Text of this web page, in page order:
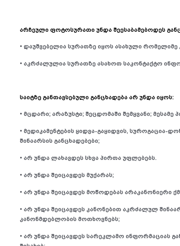
არჩეული ფოტოსურათი უნდა შეესაბამებოდეს
• დაუშვებელია სურათზე იყოს ასახული
• აკრძალულია სურათზე ასახოთ საკონტაქტო
საიტზე განთავსებული განცხადება არ უნდა იყოს:
• მცდარი; არაზუსტი; შეცდომაში შემყვანი; მესამე
• მედიკამენტების ყიდვა-გაყიდვის, სუროგაცია-
შინაარსის განცხადებები;
• არ უნდა ლახავდეს სხვა პირთა უფლებებს.
• არ უნდა შეიცავდეს მუქარას;
• არ უნდა შეიცავდეს მოწოდებას არაკანონიერი
• არ უნდა შეიცავდეს კანონებით აკრძალულ
კანონმდებლობის მოთხოვნებს;
• არ უნდა შეიცავდეს სარეკლამო ინფორმაციას